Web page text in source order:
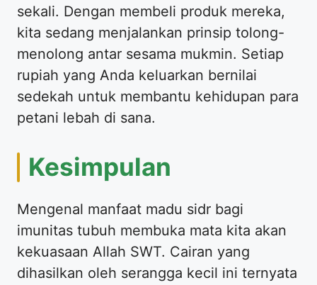
sekali. Dengan membeli produk mereka,
kita sedang menjalankan prinsip tolong-
menolong antar sesama mukmin. Setiap
rupiah yang Anda keluarkan bernilai
sedekah untuk membantu kehidupan para
petani lebah di sana.
Kesimpulan
Mengenal manfaat madu sidr bagi
imunitas tubuh membuka mata kita akan
kekuasaan Allah SWT. Cairan yang
dihasilkan oleh serangga kecil ini ternyata